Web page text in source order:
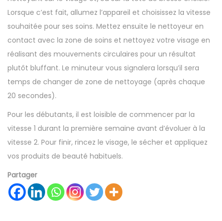
Lorsque c’est fait, allumez l’appareil et choisissez la vitesse
souhaitée pour ses soins. Mettez ensuite le nettoyeur en
contact avec la zone de soins et nettoyez votre visage en
réalisant des mouvements circulaires pour un résultat
plutôt bluffant. Le minuteur vous signalera lorsqu’il sera
temps de changer de zone de nettoyage (après chaque
20 secondes).
Pour les débutants, il est loisible de commencer par la
vitesse 1 durant la première semaine avant d’évoluer à la
vitesse 2. Pour finir, rincez le visage, le sécher et appliquez
vos produits de beauté habituels.
Partager